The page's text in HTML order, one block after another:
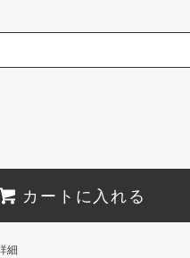
カートに入れる
細